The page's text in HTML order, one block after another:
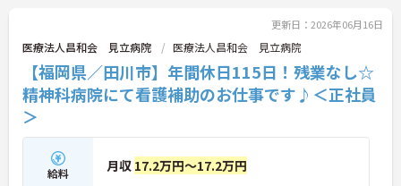
更新日：2026年06月16日
医療法人昌和会 見立病院 医療法人昌和会 見立病院
【福岡県／田川市】年間休日115日！残業なし☆
精神科病院にて看護補助のお仕事です♪＜正社員
＞
給料 月収 17.2万円～17.2万円